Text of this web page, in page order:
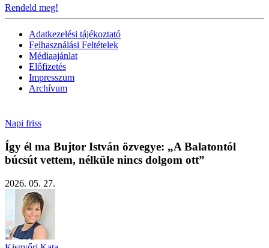
Rendeld meg!
Adatkezelési tájékoztató
Felhasználási Feltételek
Médiaajánlat
Előfizetés
Impresszum
Archívum
Napi friss
Így él ma Bujtor István özvegye: „A Balatontól
búcsút vettem, nélküle nincs dolgom ott”
2026. 05. 27.